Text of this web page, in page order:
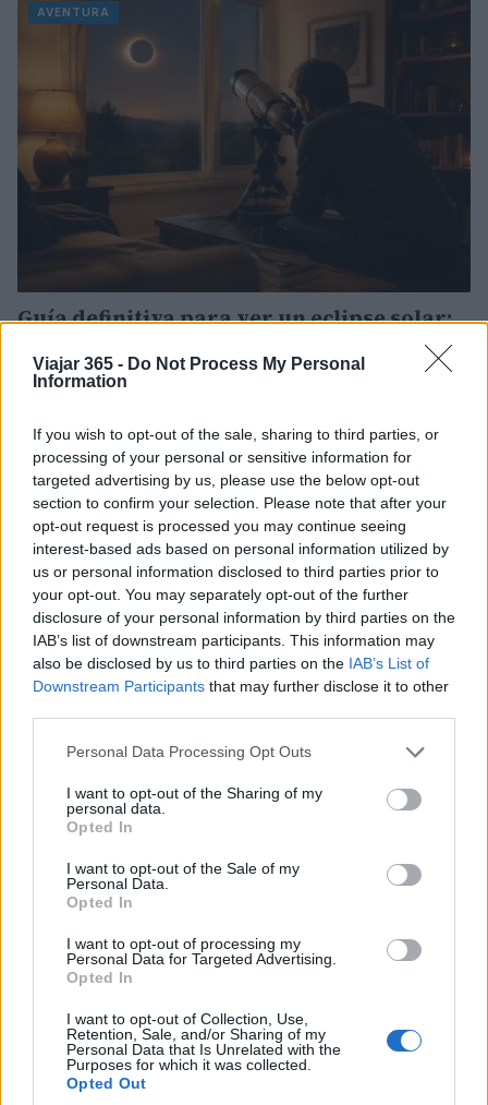
Viajar 365 - Do Not Process My Personal
Information
If you wish to opt-out of the sale, sharing to third parties, or
processing of your personal or sensitive information for
targeted advertising by us, please use the below opt-out
section to confirm your selection. Please note that after your
opt-out request is processed you may continue seeing
interest-based ads based on personal information utilized by
us or personal information disclosed to third parties prior to
your opt-out. You may separately opt-out of the further
disclosure of your personal information by third parties on the
IAB’s list of downstream participants. This information may
also be disclosed by us to third parties on the IAB’s List of
Downstream Participants that may further disclose it to other
Please note that this website/app uses one or more Google
not limited to your visit or usage behaviour. You may click to
grant or deny consent to Google and its third-party tags to
use your data for below specified purposes in below Google
consent section.
Personal Data Processing Opt Outs
I want to opt-out of the Sharing of my
personal data.
Opted In
I want to opt-out of the Sale of my
Personal Data.
Opted In
I want to opt-out of processing my
Personal Data for Targeted Advertising.
Opted In
I want to opt-out of Collection, Use,
Retention, Sale, and/or Sharing of my
Personal Data that Is Unrelated with the
Purposes for which it was collected.
Opted Out
AVENTURA
Guía definitiva para ver un eclipse solar:
Un eclipse solar es un espectáculo único. Con esta guía,
Carla Vidal · 10 Ago 2026
MUNDO
Explorando el Karoo: Aventuras y
Sabores en Sudáfrica
Sumérgete en la magia del Karoo, donde la naturaleza, la
cultura y la gastronomía se fusionan para crear una
experiencia inolvidable.
MUNDO